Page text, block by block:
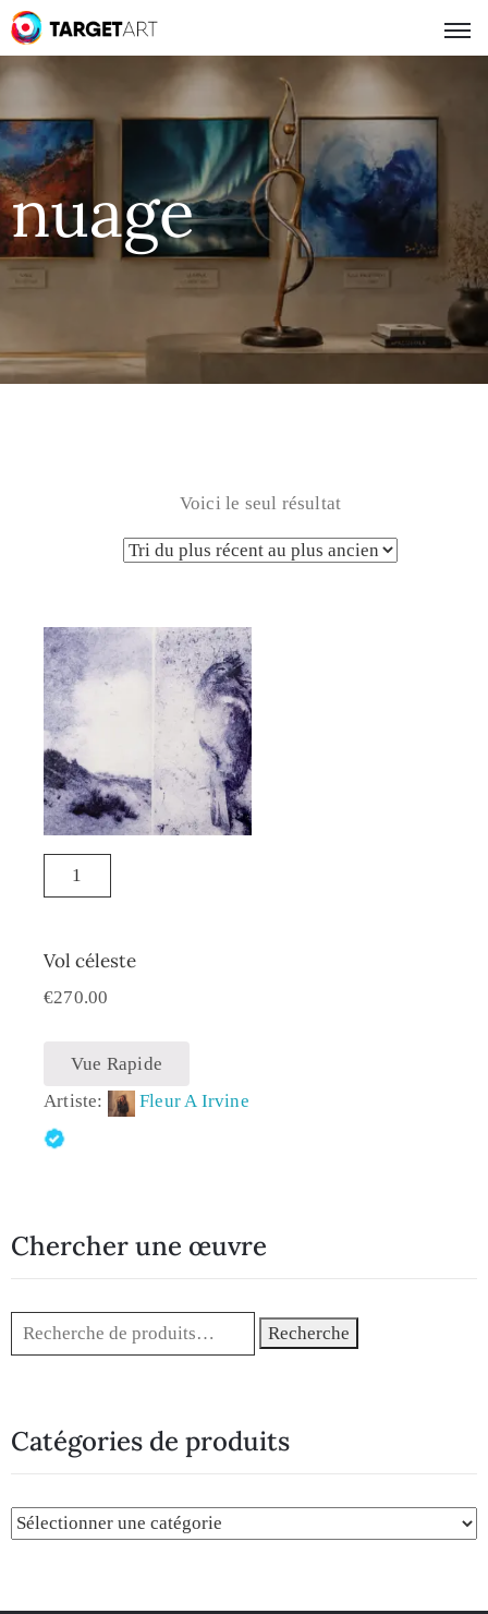
nuage
Voici le seul résultat
Vol céleste
€270.00
Vue Rapide
Artiste:
Fleur A Irvine
Chercher une œuvre
Recherche
Catégories de produits